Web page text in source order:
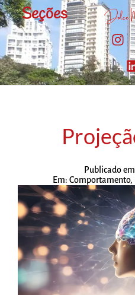
Seções
Publicado
Em: Comportamento,